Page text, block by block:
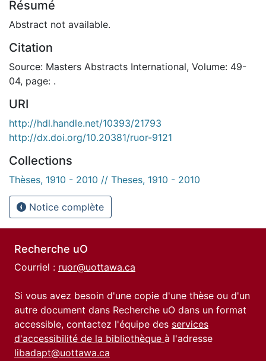
Résumé
Abstract not available.
Citation
Source: Masters Abstracts International, Volume: 49-
04, page: .
URI
http://hdl.handle.net/10393/21793
http://dx.doi.org/10.20381/ruor-9121
Collections
Thèses, 1910 - 2010 // Theses, 1910 - 2010
Notice complète
Recherche uO
Courriel : ruor@uottawa.ca
Si vous avez besoin d'une copie d'une thèse ou d'un
autre document dans Recherche uO dans un format
accessible, contactez l'équipe des services
d'accessibilité de la bibliothèque à l'adresse
libadapt@uottawa.ca